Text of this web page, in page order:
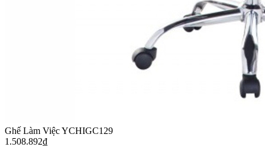
Ghế Làm Việc YCHIGC129
1.508.892₫